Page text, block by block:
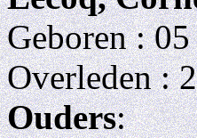
Geboren :
Overleden :
Ouders: